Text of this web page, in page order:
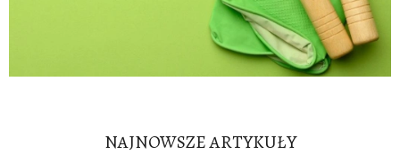
NAJNOWSZE ARTYKUŁY